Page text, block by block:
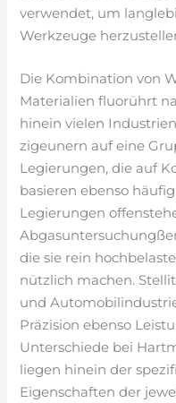
verwendet, um
Werkzeuge
Die Kombination von
Materialien fluorührt
hinein vielen
zigeunern auf eine
Legierungen, die auf
basieren ebenso
Legierungen
die sie rein
nützlich machen.
und
Präzision ebenso
Unterschiede bei
liegen hinein der
Eigenschaften der